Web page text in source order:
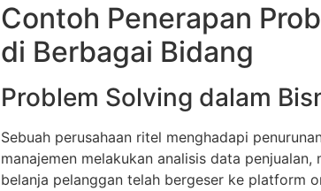
Contoh Penerapan
di Berbagai Bidang
Problem Solving dalam
Sebuah perusahaan ritel menghadapi
manajemen melakukan analisis data penjualan,
belanja pelanggan telah bergeser ke platform